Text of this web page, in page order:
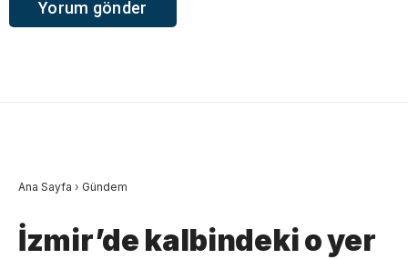
Ana Sayfa › Gündem
İzmir’de kalbindeki o yer